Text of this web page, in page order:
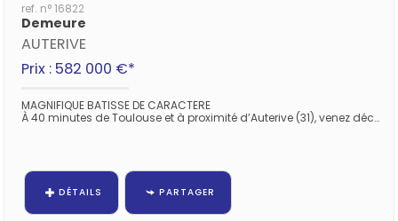
ref. n° 16822
Demeure
AUTERIVE
Prix : 582 000 €*
MAGNIFIQUE BATISSE DE CARACTERE
À 40 minutes de Toulouse et à proximité d’Auterive (31), venez découvrir sans tarder cette magnifique bâtisse de...
DÉTAILS PARTAGER